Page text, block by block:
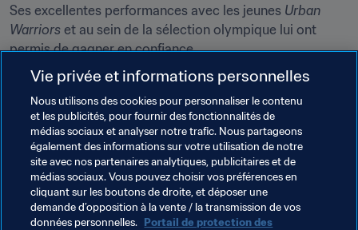
Ses excellentes performances avec les jeunes Urban
Warriors et au sein de la sélection olympique lui ont
permis de gagner en confiance.
S'il n'a pas encore réussi à s'imposer en tant que titulaire
en club, il a déjà disputé son premier match avec l'équipe
première de son club en début d'année dernière. "Je
crois que je suis prêt. Quand on a fait appel à moi, j'ai
toujours répondu présent et je pense avoir aidé le club,"
souligne-t-il avant de conclure : "Maintenant, j'attends
avec impatience de participer aux Jeux Olympiques."
Vie privée et informations personnelles
Nous utilisons des cookies pour personnaliser le contenu
et les publicités, pour fournir des fonctionnalités de
médias sociaux et analyser notre trafic. Nous partageons
également des informations sur votre utilisation de notre
site avec nos partenaires analytiques, publicitaires et de
médias sociaux. Vous pouvez choisir vos préférences en
cliquant sur les boutons de droite, et déposer une
demande d’opposition à la vente / la transmission de vos
données personnelles. Portail de protection des